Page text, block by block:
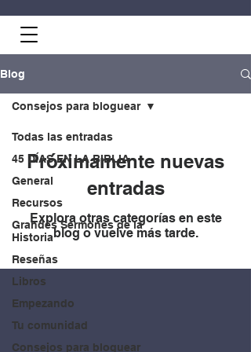
Blog
Todas las entradas
45 DÍAS EN LA BIBLIA
General
Recursos
Grandes Sermones de la
Historia
Reseñas
Libros
Empezando
Tu comunidad
Consejos para bloguear
Consejos para bloguear
Próximamente nuevas
entradas
Explora otras categorías en este
blog o vuelve más tarde.